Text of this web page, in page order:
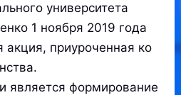
университета
1 ноября 2019 года
приуроченная ко
единства.
является формирование